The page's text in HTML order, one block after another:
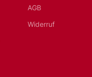
AGB
Widerruf